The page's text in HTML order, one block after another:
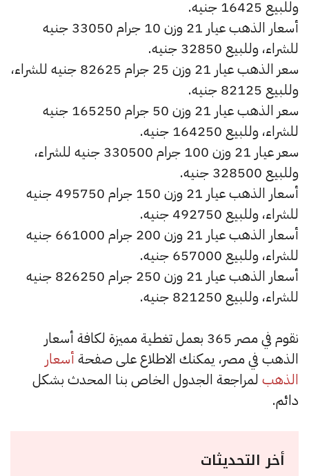
وللبيع 16425 جنيه.
أسعار الذهب عيار 21 وزن 10 جرام 33050 جنيه
للشراء، وللبيع 32850 جنيه.
سعر الذهب عيار 21 وزن 25 جرام 82625 جنيه للشراء،
وللبيع 82125 جنيه.
سعر الذهب عيار 21 وزن 50 جرام 165250 جنيه
للشراء، وللبيع 164250 جنيه.
سعر عيار 21 وزن 100 جرام 330500 جنيه للشراء،
وللبيع 328500 جنيه.
أسعار الذهب عيار 21 وزن 150 جرام 495750 جنيه
للشراء، وللبيع 492750 جنيه.
أسعار الذهب عيار 21 وزن 200 جرام 661000 جنيه
للشراء، وللبيع 657000 جنيه.
أسعار الذهب عيار 21 وزن 250 جرام 826250 جنيه
للشراء، وللبيع 821250 جنيه.
نقوم في مصر 365 بعمل تغطية مميزة لكافة أسعار
الذهب في مصر، يمكنك الاطلاع على صفحة أسعار
الذهب لمراجعة الجدول الخاص بنا المحدث بشكل
دائم.
أخر التحديثات